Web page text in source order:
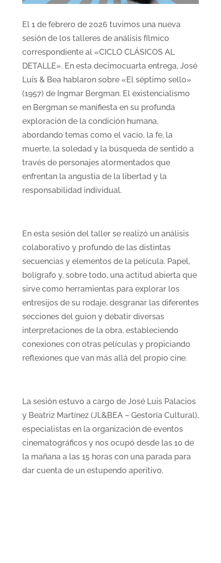
El 1 de febrero de 2026 tuvimos una nueva
sesión de los talleres de análisis fílmico
correspondiente al «CICLO CLÁSICOS AL
DETALLE». En esta decimocuarta entrega, José
Luis & Bea hablaron sobre «El séptimo sello»
(1957) de Ingmar Bergman. El existencialismo
en Bergman se manifiesta en su profunda
exploración de la condición humana,
abordando temas como el vacío, la fe, la
muerte, la soledad y la búsqueda de sentido a
través de personajes atormentados que
enfrentan la angustia de la libertad y la
responsabilidad individual.
En esta sesión del taller se realizó un análisis
colaborativo y profundo de las distintas
secuencias y elementos de la película. Papel,
bolígrafo y, sobre todo, una actitud abierta que
sirve como herramientas para explorar los
entresijos de su rodaje, desgranar las diferentes
secciones del guion y debatir diversas
interpretaciones de la obra, estableciendo
conexiones con otras películas y propiciando
reflexiones que van más allá del propio cine.
La sesión estuvo a cargo de José Luis Palacios
y Beatriz Martínez (JL&BEA – Gestoría Cultural),
especialistas en la organización de eventos
cinematográficos y nos ocupó desde las 10 de
la mañana a las 15 horas con una parada para
dar cuenta de un estupendo aperitivo.